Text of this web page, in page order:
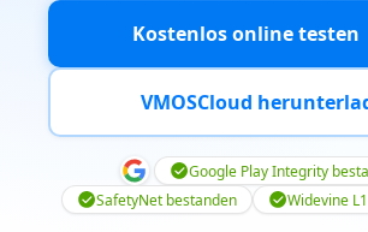
Kostenlos online testen
VMOSCloud
Google Play Integrity
SafetyNet bestanden
Widevine